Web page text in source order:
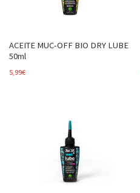
ACEITE MUC-OFF BIO DRY LUBE
50ml
5,99€